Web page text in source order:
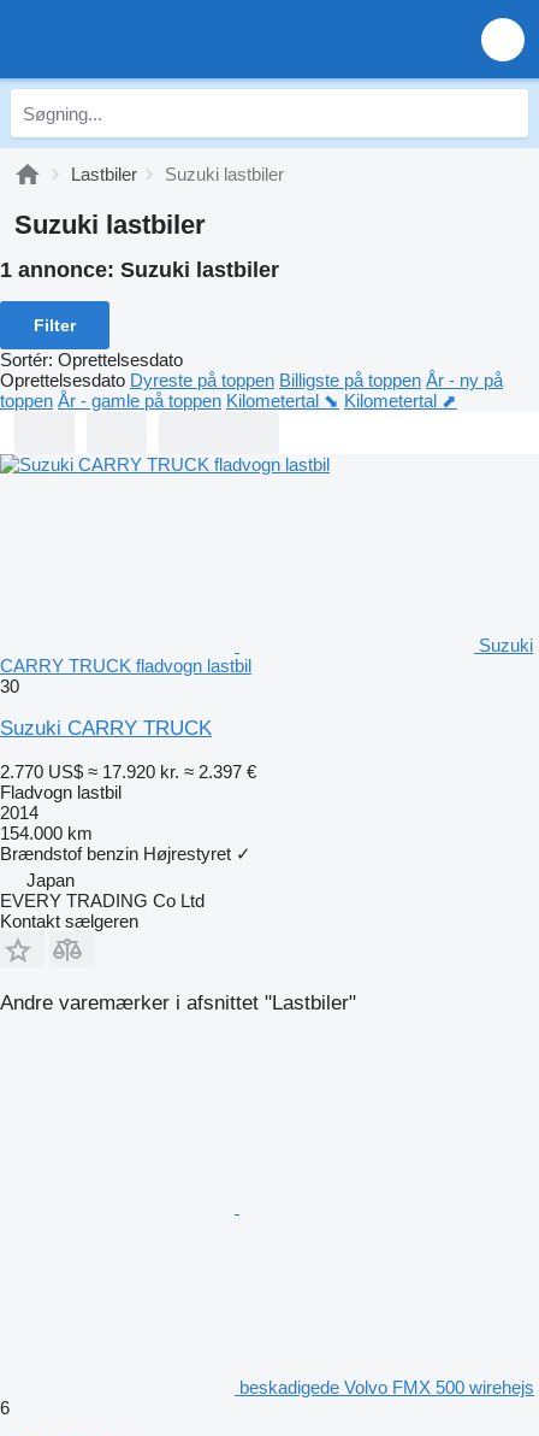
Lastbiler Suzuki lastbiler
Suzuki lastbiler
1 annonce: Suzuki lastbiler
Filter
Sortér: Oprettelsesdato
Oprettelsesdato Dyreste på toppen Billigste på toppen År - ny på
toppen År - gamle på toppen Kilometertal ⬊ Kilometertal ⬈
Suzuki
CARRY TRUCK fladvogn lastbil
30
Suzuki CARRY TRUCK
2.770 US$ ≈ 17.920 kr. ≈ 2.397 €
Fladvogn lastbil
2014
154.000 km
Brændstof benzin Højrestyret ✓
Japan
EVERY TRADING Co Ltd
Kontakt sælgeren
Andre varemærker i afsnittet "Lastbiler"
beskadigede Volvo FMX 500 wirehejs
6